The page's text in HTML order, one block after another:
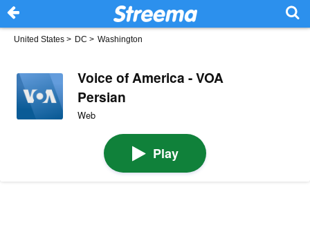
United States > DC > Washington
Voice of America - VOA
Persian
Web
Play